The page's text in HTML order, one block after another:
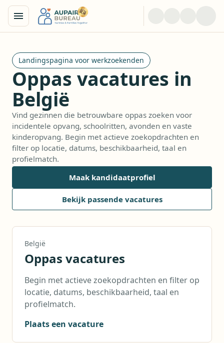
Landingspagina voor werkzoekenden
Oppas vacatures in
België
Vind gezinnen die betrouwbare oppas zoeken voor
incidentele opvang, schoolritten, avonden en vaste
kinderopvang. Begin met actieve zoekopdrachten en
filter op locatie, datums, beschikbaarheid, taal en
profielmatch.
Maak kandidaatprofiel
Bekijk passende vacatures
België
Oppas vacatures
Begin met actieve zoekopdrachten en filter op
locatie, datums, beschikbaarheid, taal en
profielmatch.
Plaats een vacature